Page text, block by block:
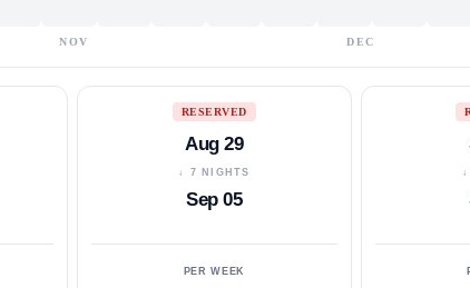
NOV DEC
RESERVED
Aug 29
↓ 7 NIGHTS
Sep 05
PER WEEK